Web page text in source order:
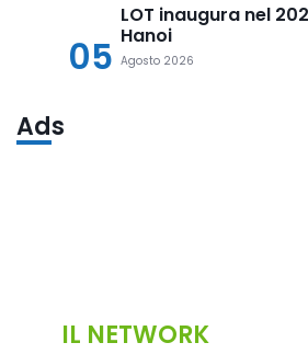
05
LOT inaugura nel
Hanoi
Agosto 2026
Ads
IL NETWORK